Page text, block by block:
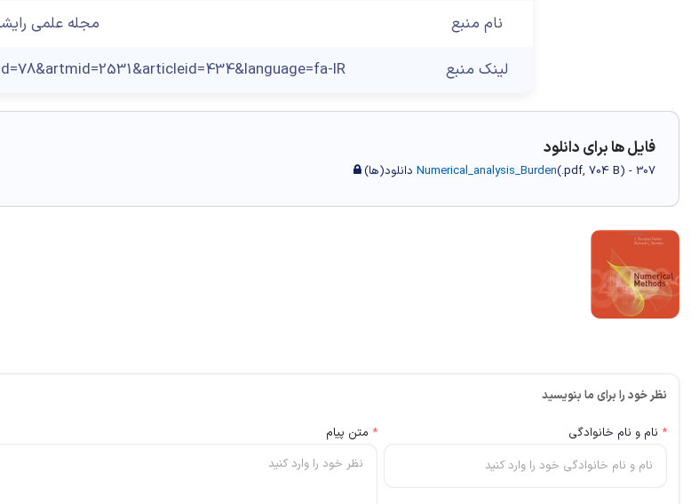
نام منبع مجله علمی
لینک منبع IR
فایل ها برای دانلود
Numerical_analysis_Burden(.pdf, 704 B) - 307 دانلود(ها)
نظر خود را برای ما بنویسید
* نام و نام خانوادگی * متن پیام